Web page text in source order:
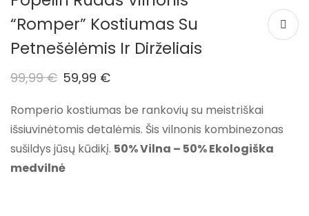
“Romper” Kostiumas Su
Petnešėlėmis Ir Dirželiais
99,99€ 59,99 €
Romperio kostiumas be rankovių su meistriškai
išsiuvinėtomis detalėmis. Šis vilnonis kombinezonas
sušildys jūsų kūdikį. 50% Vilna – 50% Ekologiška
medvilnė